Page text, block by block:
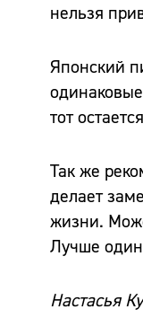
нельзя
Японский
тот
Так же
делает
жизни.
Лучше
Настасья